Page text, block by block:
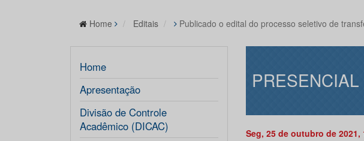
Home Editais Publicado o edital do processo seletivo de
Home
Apresentação
Divisão de Controle
Acadêmico (DICAC)
PRESENCIAL
Seg, 25 de outubro de 2021,